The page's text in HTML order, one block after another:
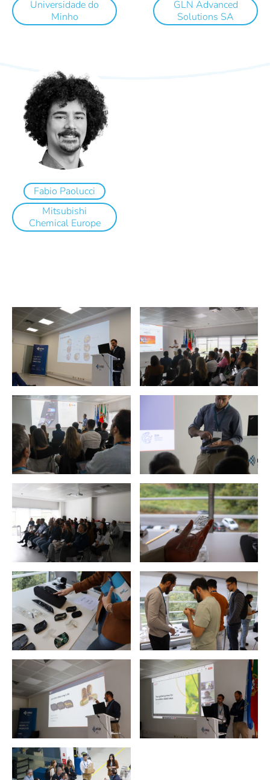
Universidade do
Minho
GLN Advanced
Solutions SA
Fabio Paolucci
Mitsubishi
Chemical Europe